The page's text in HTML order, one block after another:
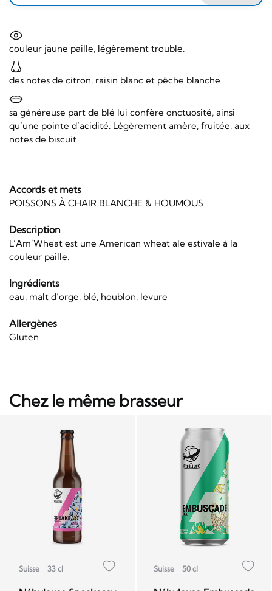
couleur jaune paille, légèrement trouble.
des notes de citron, raisin blanc et pêche blanche
sa généreuse part de blé lui confère onctuosité, ainsi
qu’une pointe d’acidité. Légèrement amère, fruitée, aux
notes de biscuit
Accords et mets
POISSONS À CHAIR BLANCHE & HOUMOUS
Description
L’Am’Wheat est une American wheat ale estivale à la
couleur paille.
Ingrédients
eau, malt d’orge, blé, houblon, levure
Allergènes
Gluten
Chez le même brasseur
Suisse 33 cl Suisse 50 cl